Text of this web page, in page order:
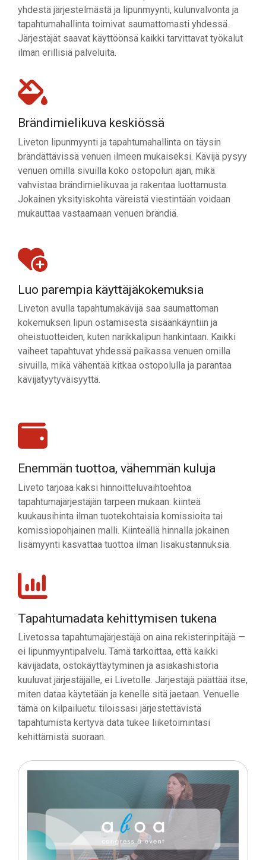
yhdestä järjestelmästä ja lipunmyynti, kulunvalvonta ja
tapahtumahallinta toimivat saumattomasti yhdessä.
Järjestäjät saavat käyttöönsä kaikki tarvittavat työkalut
ilman erillisiä palveluita.
Brändimielikuva keskiössä
Liveton lipunmyynti ja tapahtumahallinta on täysin
brändättävissä venuen ilmeen mukaiseksi. Kävijä pysyy
venuen omilla sivuilla koko ostopolun ajan, mikä
vahvistaa brändimielikuvaa ja rakentaa luottamusta.
Jokainen yksityiskohta väreistä viestintään voidaan
mukauttaa vastaamaan venuen brändiä.
Luo parempia käyttäjäkokemuksia
Liveton avulla tapahtumakävijä saa saumattoman
kokemuksen lipun ostamisesta sisäänkäyntiin ja
oheistuotteiden, kuten narikkalipun hankintaan. Kaikki
vaiheet tapahtuvat yhdessä paikassa venuen omilla
sivuilla, mikä vähentää kitkaa ostopolulla ja parantaa
kävijätyytyväisyyttä.
Enemmän tuottoa, vähemmän kuluja
Liveto tarjoaa kaksi hinnoitteluvaihtoehtoa
tapahtumajärjestäjän tarpeen mukaan: kiinteä
kuukausihinta ilman tuotekohtaisia komissioita tai
komissiopohjainen malli. Kiinteällä hinnalla jokainen
lisämyynti kasvattaa tuottoa ilman lisäkustannuksia.
Tapahtumadata kehittymisen tukena
Livetossa tapahtumajärjestäjä on aina rekisterinpitäjä —
ei lipunmyyntipalvelu. Tämä tarkoittaa, että kaikki
kävijädata, ostokäyttäytyminen ja asiakashistoria
kuuluvat järjestäjälle, ei Livetolle. Järjestäjä päättää itse,
miten dataa käytetään ja kenelle sitä jaetaan. Venuelle
tämä on kilpailuetu: tiloissasi järjestettävistä
tapahtumista kertyvä data tukee liiketoimintasi
kehittämistä suoraan.